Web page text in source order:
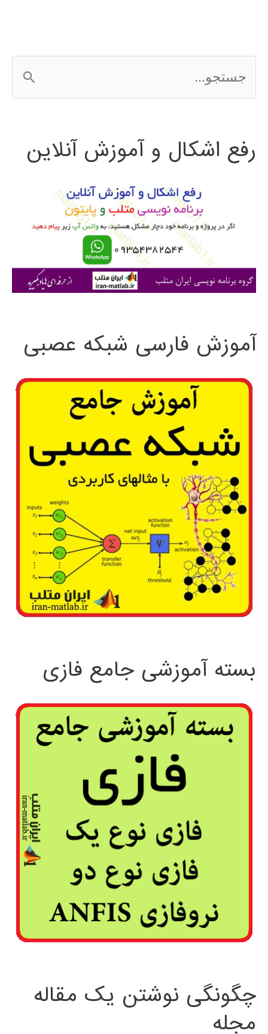
س
ج
ی
رفع اشکال و آموزش آنلاین
آموزش فارسی شبکه عصبی
بسته آموزشی جامع فازی
چگونگی نوشتن یک مقاله
مجله